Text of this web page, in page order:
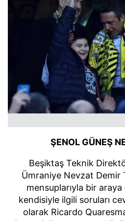
ŞENOL GÜNEŞ
Beşiktaş Teknik
Ümraniye Nevzat Demir
mensuplarıyla bir araya
kendisiyle ilgili soruları
olarak Ricardo